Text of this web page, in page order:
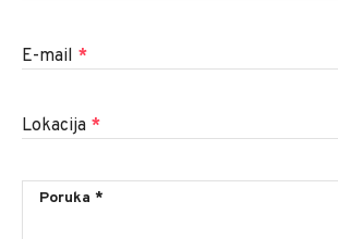
E-mail *
Lokacija *